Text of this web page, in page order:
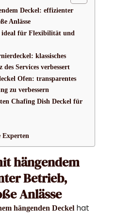
Deckel: effizienter
Anlässe
ideal für Flexibilität und
klassisches
Services verbessert
Ofen: transparentes
zu verbessern
Chafing Dish Deckel für
Experten
hängendem
Betrieb,
Anlässe
hängenden Deckel hat